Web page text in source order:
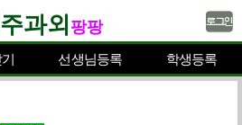
과외 팡팡
선생님등록 학생등록